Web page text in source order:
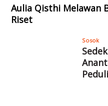
Aulia Qisthi Melawan
Riset
Sosok